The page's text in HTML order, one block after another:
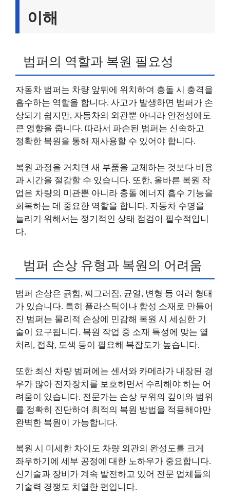
이해
범퍼의 역할과 복원 필요성
자동차 범퍼는 차량 앞뒤에 위치하여 충돌 시 충격을
흡수하는 역할을 합니다. 사고가 발생하면 범퍼가 손
상되기 쉽지만, 자동차의 외관뿐 아니라 안전성에도
큰 영향을 줍니다. 따라서 파손된 범퍼는 신속하고
정확한 복원을 통해 재사용할 수 있어야 합니다.
복원 과정을 거치면 새 부품을 교체하는 것보다 비용
과 시간을 절감할 수 있습니다. 또한, 올바른 복원 작
업은 차량의 미관뿐 아니라 충돌 에너지 흡수 기능을
회복하는 데 중요한 역할을 합니다. 자동차 수명을
늘리기 위해서는 정기적인 상태 점검이 필수적입니
다.
범퍼 손상 유형과 복원의 어려움
범퍼 손상은 긁힘, 찌그러짐, 균열, 변형 등 여러 형태
가 있습니다. 특히 플라스틱이나 합성 소재로 만들어
진 범퍼는 물리적 손상에 민감해 복원 시 세심한 기
술이 요구됩니다. 복원 작업 중 소재 특성에 맞는 열
처리, 접착, 도색 등이 필요해 복잡도가 높습니다.
또한 최신 차량 범퍼에는 센서와 카메라가 내장된 경
우가 많아 전자장치를 보호하면서 수리해야 하는 어
려움이 있습니다. 전문가는 손상 부위의 깊이와 범위
를 정확히 진단하여 최적의 복원 방법을 적용해야만
완벽한 복원이 가능합니다.
복원 시 미세한 차이도 차량 외관의 완성도를 크게
좌우하기에 세부 공정에 대한 노하우가 중요합니다.
신기술과 장비가 계속 발전하고 있어 전문 업체들의
기술력 경쟁도 치열한 편입니다.